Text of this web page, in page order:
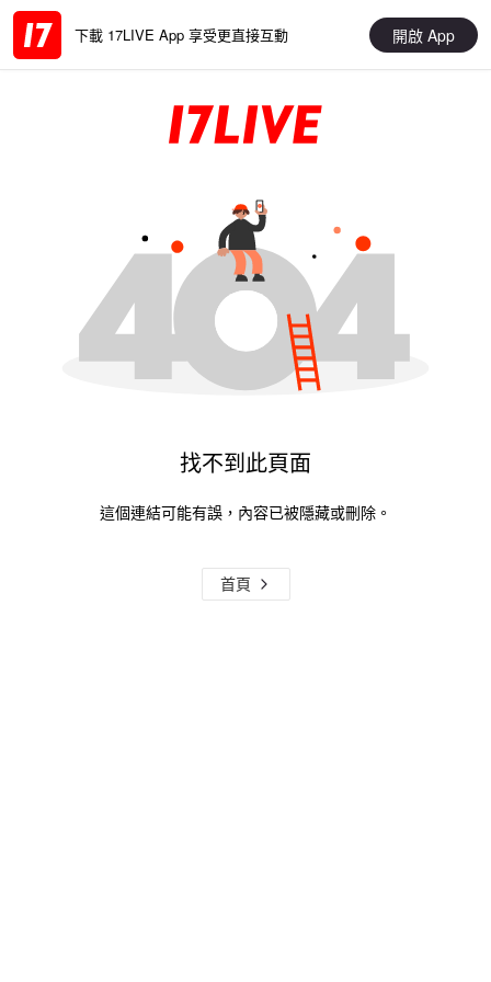
下載 17LIVE App 享受更直接互動 開啟 App
找不到此頁面
這個連結可能有誤，內容已被隱藏或刪除。
首頁